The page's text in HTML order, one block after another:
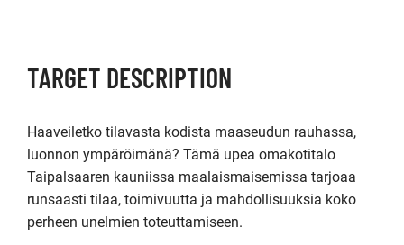
TARGET DESCRIPTION
Haaveiletko tilavasta kodista maaseudun rauhassa,
luonnon ympäröimänä? Tämä upea omakotitalo
Taipalsaaren kauniissa maalaismaisemissa tarjoaa
runsaasti tilaa, toimivuutta ja mahdollisuuksia koko
perheen unelmien toteuttamiseen.